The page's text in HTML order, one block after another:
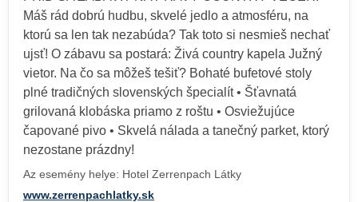
Máš rád dobrú hudbu, skvelé jedlo a atmosféru, na
ktorú sa len tak nezabúda? Tak toto si nesmieš nechať
ujsť! O zábavu sa postará: Živá country kapela Južný
vietor. Na čo sa môžeš tešiť? Bohaté bufetové stoly
plné tradičných slovenských špecialít • Šťavnatá
grilovaná klobáska priamo z roštu • Osviežujúce
čapované pivo • Skvelá nálada a tanečný parket, ktorý
nezostane prázdny!
Az esemény helye: Hotel Zerrenpach Látky
www.zerrenpachlatky.sk